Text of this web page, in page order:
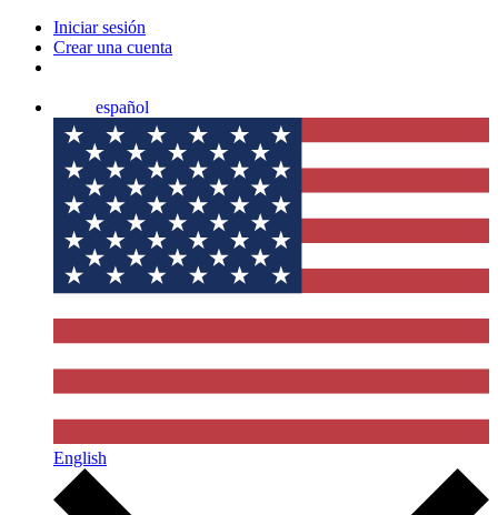
Iniciar sesión
Crear una cuenta
español
English